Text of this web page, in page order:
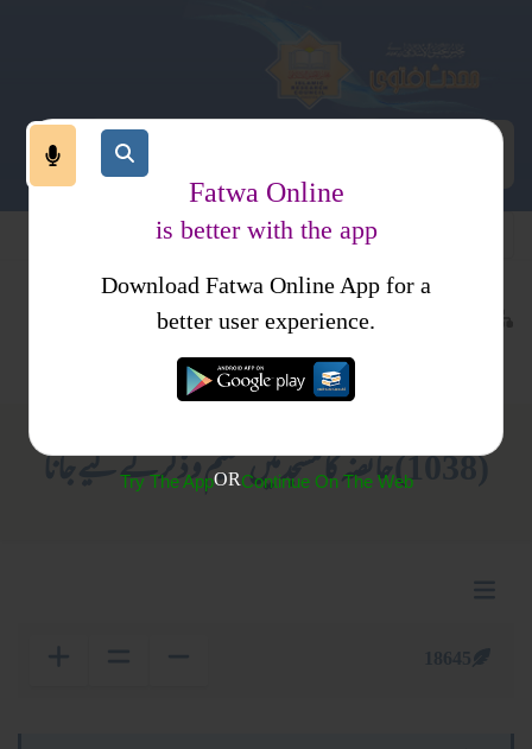
طہارت
کتب فتاوی
احکام و مسائل، خواتین کا انسائیکلو پیڈیا
(1038) حائضہ کا مسجد میں تعلیم و ذکر کے لیے جانا
Fatwa Online
is better with the app
Download Fatwa Online App for a
better user experience.
Try The AppORContinue On The Web